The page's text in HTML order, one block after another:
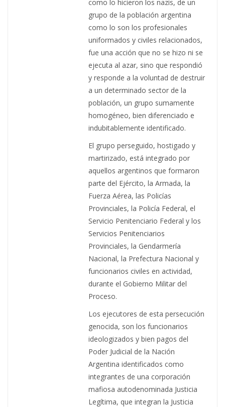
como lo hicieron los nazis, de un
grupo de la población argentina
como lo son los profesionales
uniformados y civiles relacionados,
fue una acción que no se hizo ni se
ejecuta al azar, sino que respondió
y responde a la voluntad de destruir
a un determinado sector de la
población, un grupo sumamente
homogéneo, bien diferenciado e
indubitablemente identificado.
El grupo perseguido, hostigado y
martirizado, está integrado por
aquellos argentinos que formaron
parte del Ejército, la Armada, la
Fuerza Aérea, las Policías
Provinciales, la Policía Federal, el
Servicio Penitenciario Federal y los
Servicios Penitenciarios
Provinciales, la Gendarmería
Nacional, la Prefectura Nacional y
funcionarios civiles en actividad,
durante el Gobierno Militar del
Proceso.
Los ejecutores de esta persecución
genocida, son los funcionarios
ideologizados y bien pagos del
Poder Judicial de la Nación
Argentina identificados como
integrantes de una corporación
mafiosa autodenominada Justicia
Legítima, que integran la Justicia